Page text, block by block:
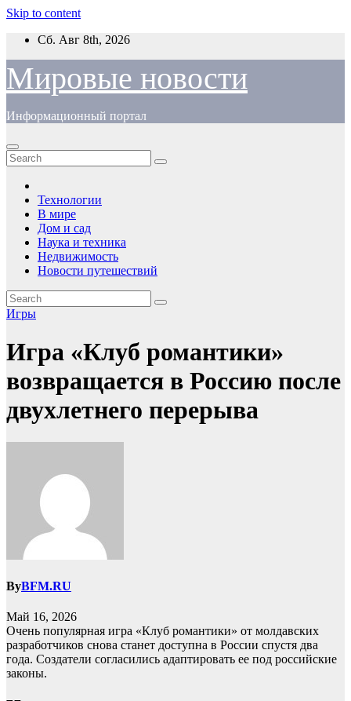
Skip to content
Сб. Авг 8th, 2026
Мировые новости
Информационный портал
Технологии
В мире
Дом и сад
Наука и техника
Недвижимость
Новости путешествий
Игры
Игра «Клуб романтики»
возвращается в Россию после
двухлетнего перерыва
ByBFM.RU
Май 16, 2026
Очень популярная игра «Клуб романтики» от молдавских
разработчиков снова станет доступна в России спустя два
года. Создатели согласились адаптировать ее под российские
законы.